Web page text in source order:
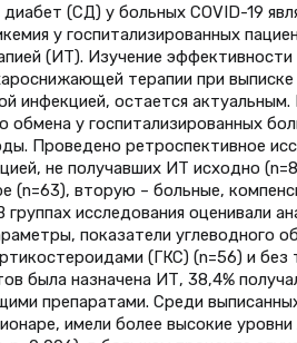
(СД) у больных COVID-19
у госпитализированных
(ИТ). Изучение
терапии при
инфекцией, остается
обмена у госпитализированных
Проведено ретроспективное
не получавших ИТ исходно
(n=63), вторую – больные,
исследования оценивали
показатели углеводного
(ГКС) (n=56) и без
была назначена ИТ, 38,4%
препаратами. Среди
имели более высокие